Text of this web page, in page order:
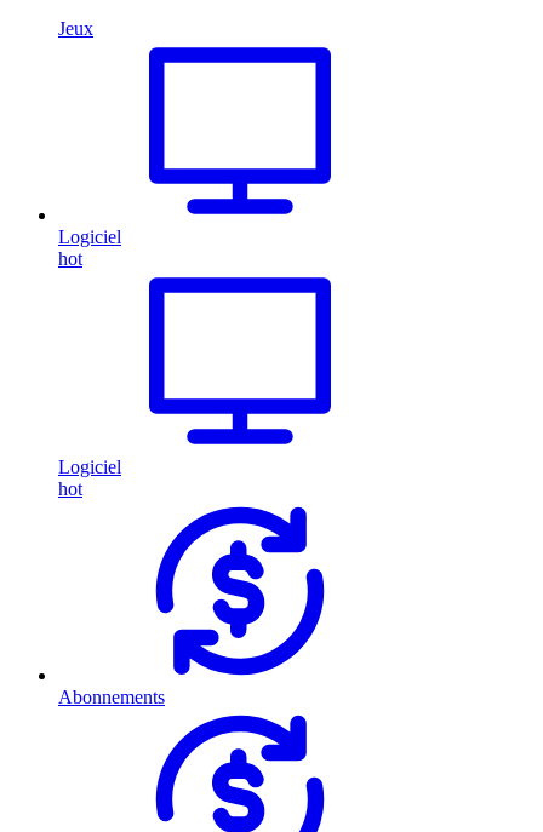
Jeux
Logiciel
hot
Logiciel
hot
Abonnements